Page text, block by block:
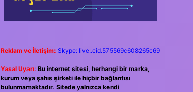
Reklam ve İletişim: Skype: live:.cid.575569c608265c69
Yasal Uyarı: Bu internet sitesi, herhangi bir marka,
kurum veya şahıs şirketi ile hiçbir bağlantısı
bulunmamaktadır. Sitede yalnızca kendi